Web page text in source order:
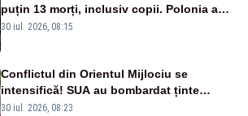
puțin 13 morți, inclusiv copii. Polonia a
ridicat avioanele de vânătoare
30 iul. 2026, 08:15
Conflictul din Orientul Mijlociu se
intensifică! SUA au bombardat ținte
militare din Iran
30 iul. 2026, 08:23